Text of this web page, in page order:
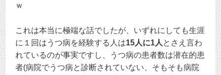
ｗ
これは本当に極端な話でしたが、いずれにしても生涯
に１回はうつ病を経験する人は15人に1人 とさえ言わ
れているのが事実ですし、うつ病の患者数は潜在的患
者(病院でうつ病と診断されていない、そもそも病院